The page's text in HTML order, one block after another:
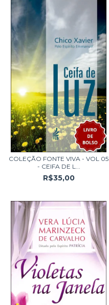
COLEÇÃO FONTE VIVA - VOL 05
- CEIFA DE L...
R$35,00